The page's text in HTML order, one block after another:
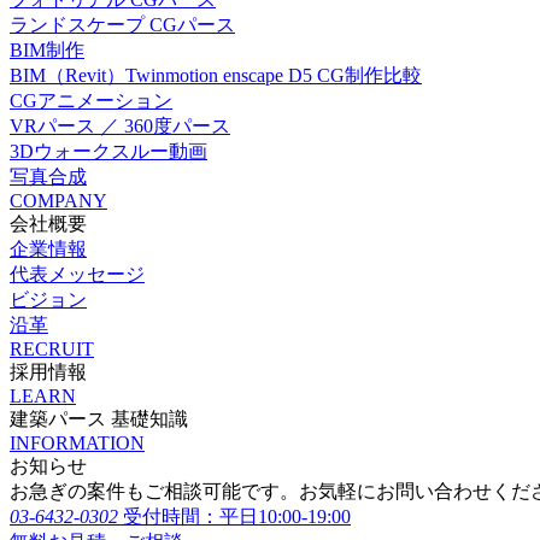
ランドスケープ CGパース
BIM制作
BIM（Revit）Twinmotion enscape D5 CG制作比較
CGアニメーション
VRパース ／ 360度パース
3Dウォークスルー動画
写真合成
COMPANY
会社概要
企業情報
代表メッセージ
ビジョン
沿革
RECRUIT
採用情報
LEARN
建築パース 基礎知識
INFORMATION
お知らせ
お急ぎの案件もご相談可能です。お気軽にお問い合わせくだ
03-6432-0302 受付時間：平日10:00-19:00